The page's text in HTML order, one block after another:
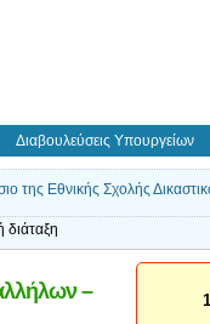
Διαβουλεύσεις Υπουργείων
Εθνικής Σχολής
διάταξη
–